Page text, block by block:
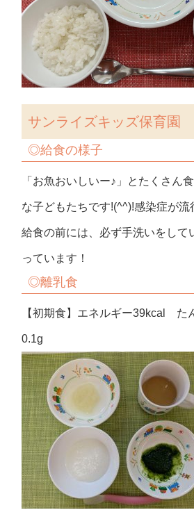
サンライズキッズ保育園
◎給食の様子
「お魚おいしいー♪」とたくさん
な子どもたちです!(^^)!感染症が流
給食の前には、必ず手洗いをして
っています！
◎離乳食
【初期食】エネルギー39kcal
0.1g